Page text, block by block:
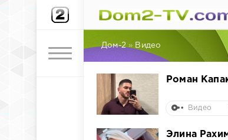
Дом-2 » Видео
Роман
Видео
Элина